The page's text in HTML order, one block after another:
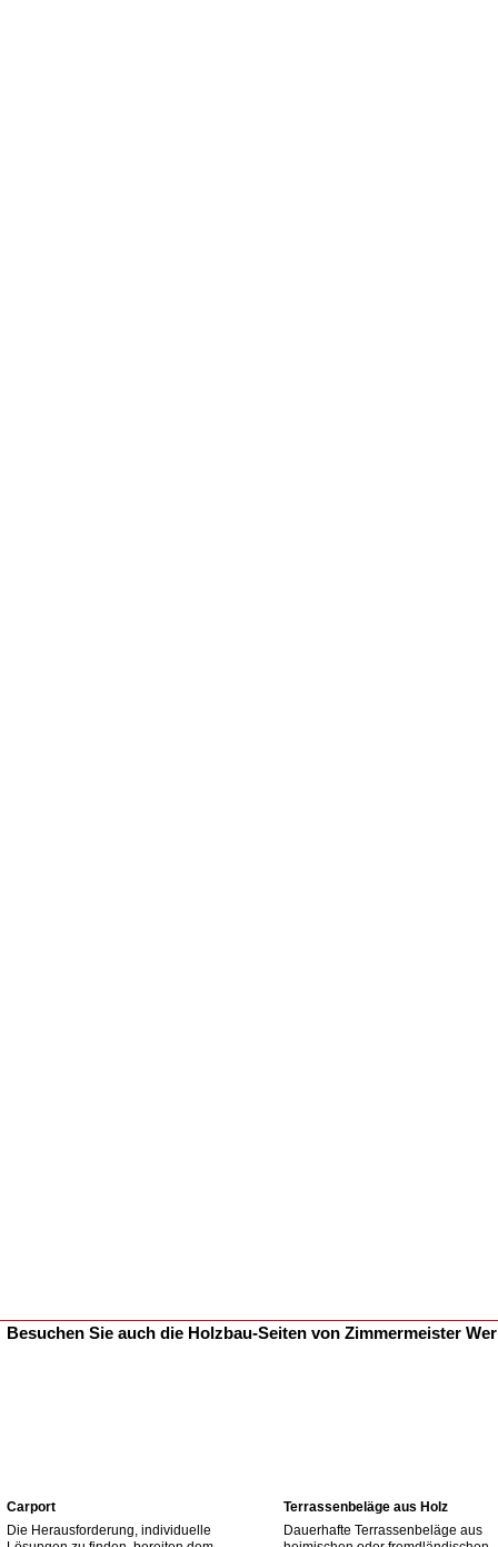
Besuchen Sie auch die Holzbau-Seiten von Zimmermeister
Carport
Die Herausforderung, individuelle
Terrassenbeläge aus Holz
Dauerhafte Terrassenbeläge aus